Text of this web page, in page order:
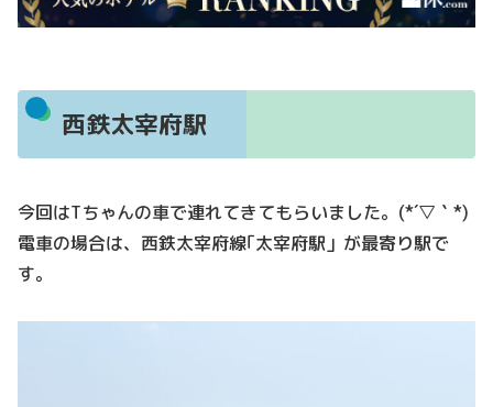
西鉄太宰府駅
今回はTちゃんの車で連れてきてもらいました。(*´▽｀*)
電車の場合は、西鉄太宰府線｢太宰府駅」が最寄り駅で
す。